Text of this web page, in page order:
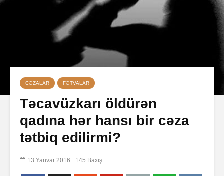
CƏZALAR FƏTVALAR
Təcavüzkarı öldürən
qadına hər hansı bir cəza
tətbiq edilirmi?
13 Yanvar 2016 145 Baxış